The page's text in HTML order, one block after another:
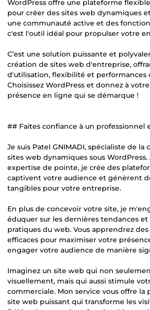
WordPress offre une plateforme
pour créer des sites web dynamiques
une communauté active et des
c'est l'outil idéal pour propulser votre
C’est une solution puissante et
création de sites web d'entreprise,
d'utilisation, flexibilité et performances
Choisissez WordPress et donnez à
présence en ligne qui se démarque !
## Faites confiance à un professionnel
Je suis Patel GNIMADI, spécialiste de la
sites web dynamiques sous WordPress.
expertise de pointe, je crée des
captivent votre audience et génèrent
tangibles pour votre entreprise.
En plus de concevoir votre site, je
éduquer sur les dernières tendances
pratiques du web. Vous apprendrez
efficaces pour maximiser votre
engager votre audience de manière
Imaginez un site web qui non
visuellement, mais qui aussi stimule
commerciale. Mon service vous offre la
site web puissant qui transforme les